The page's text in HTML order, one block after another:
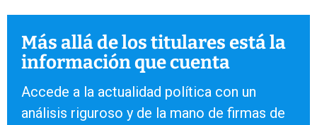
Más allá de los titulares está la
información que cuenta
Accede a la actualidad política con un
análisis riguroso y de la mano de firmas de